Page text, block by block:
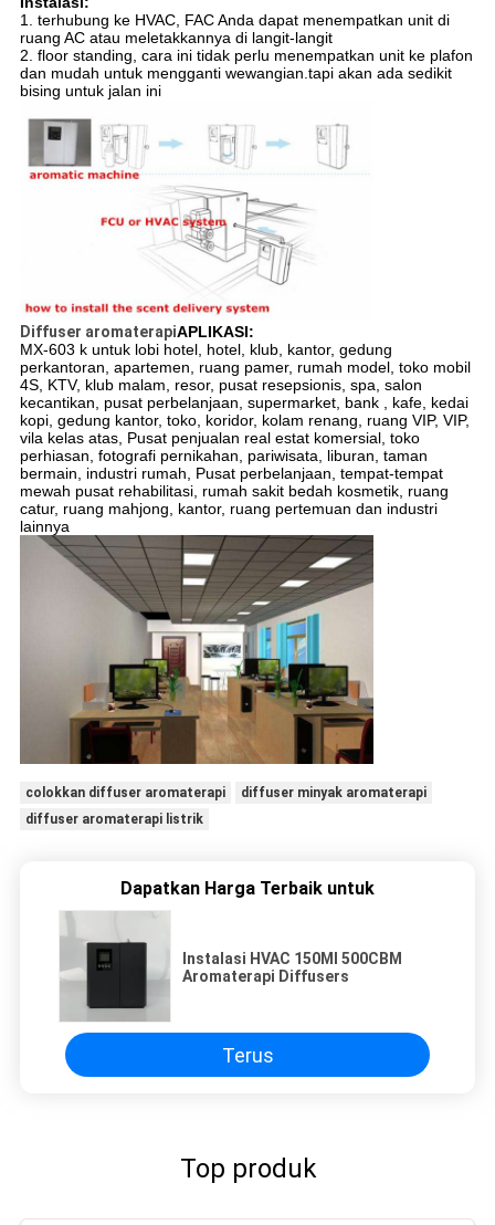
1. terhubung ke HVAC, FAC Anda dapat menempatkan unit di
ruang AC atau meletakkannya di langit-langit
2. floor standing, cara ini tidak perlu menempatkan unit ke plafon
dan mudah untuk mengganti wewangian.tapi akan ada sedikit
bising untuk jalan ini
Diffuser aromaterapiAPLIKASI:
MX-603 k untuk lobi hotel, hotel, klub, kantor, gedung
perkantoran, apartemen, ruang pamer, rumah model, toko mobil
4S, KTV, klub malam, resor, pusat resepsionis, spa, salon
kecantikan, pusat perbelanjaan, supermarket, bank , kafe, kedai
kopi, gedung kantor, toko, koridor, kolam renang, ruang VIP, VIP,
vila kelas atas, Pusat penjualan real estat komersial, toko
perhiasan, fotografi pernikahan, pariwisata, liburan, taman
bermain, industri rumah, Pusat perbelanjaan, tempat-tempat
mewah pusat rehabilitasi, rumah sakit bedah kosmetik, ruang
catur, ruang mahjong, kantor, ruang pertemuan dan industri
lainnya
colokkan diffuser aromaterapi
diffuser minyak aromaterapi
diffuser aromaterapi listrik
Dapatkan Harga Terbaik untuk
Instalasi HVAC 150Ml 500CBM
Aromaterapi Diffusers
Terus
Top produk